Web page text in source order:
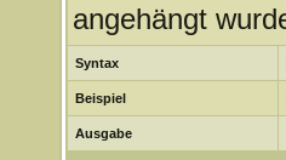
angehängt
Syntax
Beispiel
Ausgabe